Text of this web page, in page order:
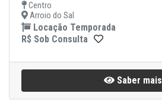
Centro
Arroio do Sal
Locação Temporada
R$ Sob Consulta
Saber mais